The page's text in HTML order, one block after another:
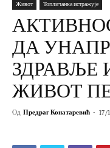
Живот Топличанка истражује
ДА
ЗДРАВЉЕ
ЖИВОТ
Од Предраг Конатаревић - 17/